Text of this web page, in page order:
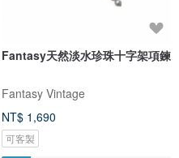
Fantasy天然淡水珍珠十字架項鍊
Fantasy Vintage
NT$ 1,690
可客製